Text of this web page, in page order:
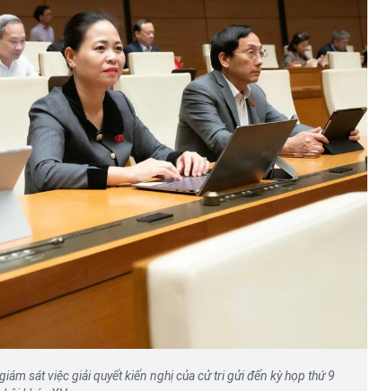
sát việc giải quyết kiến nghị của cử tri gửi đến kỳ họp thứ 9